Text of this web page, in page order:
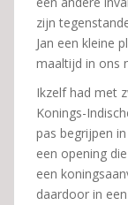
zijn
Jan een kleine
maaltijd in ons
Ikzelf had met
Konings-
pas begrijpen
een opening
een
daardoor in